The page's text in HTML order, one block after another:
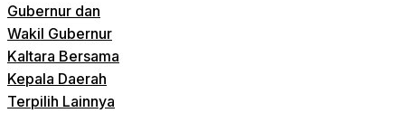
Gubernur dan
Wakil Gubernur
Kaltara Bersama
Kepala Daerah
Terpilih Lainnya